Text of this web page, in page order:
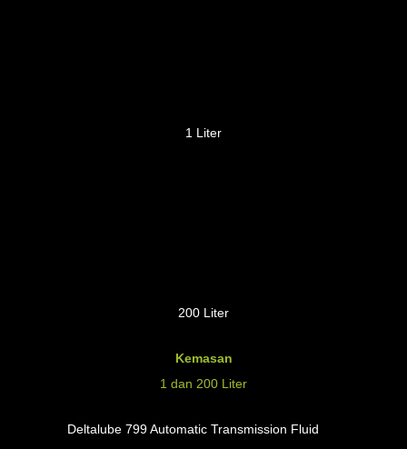
1 Liter
200 Liter
Kemasan
1 dan 200 Liter
Deltalube 799 Automatic Transmission Fluid